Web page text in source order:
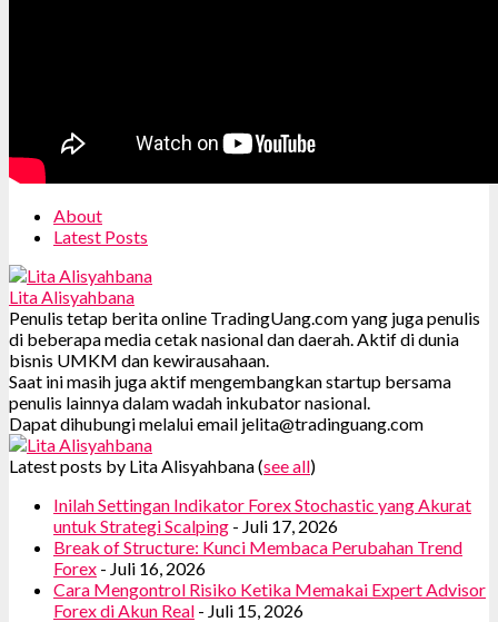
About
Latest Posts
Lita Alisyahbana
Penulis tetap berita online TradingUang.com yang juga penulis
di beberapa media cetak nasional dan daerah. Aktif di dunia
bisnis UMKM dan kewirausahaan.
Saat ini masih juga aktif mengembangkan startup bersama
penulis lainnya dalam wadah inkubator nasional.
Dapat dihubungi melalui email jelita@tradinguang.com
Latest posts by Lita Alisyahbana(see all)
Inilah Settingan Indikator Forex Stochastic yang Akurat
untuk Strategi Scalping - Juli 17, 2026
Break of Structure: Kunci Membaca Perubahan Trend
Forex - Juli 16, 2026
Cara Mengontrol Risiko Ketika Memakai Expert Advisor
Forex di Akun Real - Juli 15, 2026